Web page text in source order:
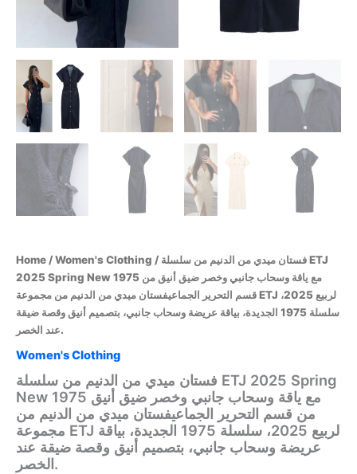
Home /Women's Clothing / فستان ميدي من الدنيم من سلسلة ETJ
2025 Spring New 1975 مع ياقة وسحاب جانبي وخصر ضيق أنيق من
قسم التحرير الجماعيفستان ميدي من الدنيم من مجموعة ETJ لربيع 2025،
سلسلة 1975 الجديدة، بياقة عريضة وسحاب جانبي، بتصميم أنيق وقصة ضيقة
عند الخصر.
Women's Clothing
فستان ميدي من الدنيم من سلسلة ETJ 2025 Spring
New 1975 مع ياقة وسحاب جانبي وخصر ضيق أنيق
من قسم التحرير الجماعيفستان ميدي من الدنيم من
مجموعة ETJ لربيع 2025، سلسلة 1975 الجديدة، بياقة
عريضة وسحاب جانبي، بتصميم أنيق وقصة ضيقة عند
الخصر.